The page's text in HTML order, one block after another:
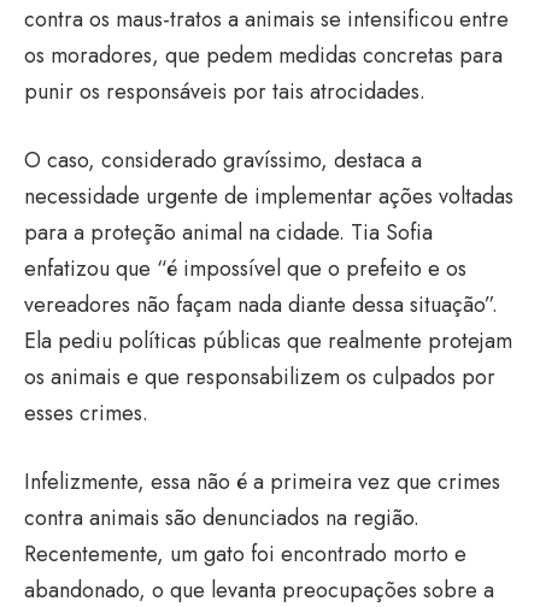
contra os maus-tratos a animais se intensificou entre
os moradores, que pedem medidas concretas para
punir os responsáveis por tais atrocidades.
O caso, considerado gravíssimo, destaca a
necessidade urgente de implementar ações voltadas
para a proteção animal na cidade. Tia Sofia
enfatizou que “é impossível que o prefeito e os
vereadores não façam nada diante dessa situação”.
Ela pediu políticas públicas que realmente protejam
os animais e que responsabilizem os culpados por
esses crimes.
Infelizmente, essa não é a primeira vez que crimes
contra animais são denunciados na região.
Recentemente, um gato foi encontrado morto e
abandonado, o que levanta preocupações sobre a